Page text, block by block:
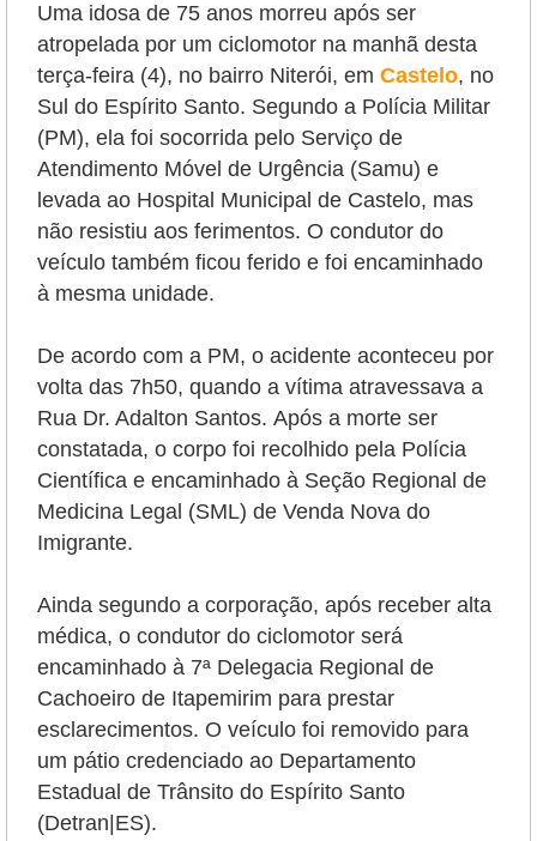
Uma idosa de 75 anos morreu após ser
atropelada por um ciclomotor na manhã desta
terça-feira (4), no bairro Niterói, em Castelo, no
Sul do Espírito Santo. Segundo a Polícia Militar
(PM), ela foi socorrida pelo Serviço de
Atendimento Móvel de Urgência (Samu) e
levada ao Hospital Municipal de Castelo, mas
não resistiu aos ferimentos. O condutor do
veículo também ficou ferido e foi encaminhado
à mesma unidade.
De acordo com a PM, o acidente aconteceu por
volta das 7h50, quando a vítima atravessava a
Rua Dr. Adalton Santos. Após a morte ser
constatada, o corpo foi recolhido pela Polícia
Científica e encaminhado à Seção Regional de
Medicina Legal (SML) de Venda Nova do
Imigrante.
Ainda segundo a corporação, após receber alta
médica, o condutor do ciclomotor será
encaminhado à 7ª Delegacia Regional de
Cachoeiro de Itapemirim para prestar
esclarecimentos. O veículo foi removido para
um pátio credenciado ao Departamento
Estadual de Trânsito do Espírito Santo
(Detran|ES).